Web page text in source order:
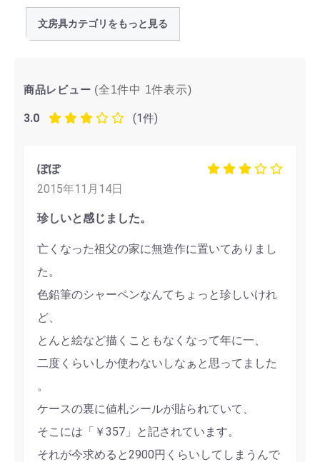
文房具カテゴリをもっと見る
商品レビュー (全1件中 1件表示)
3.0 (1件)
ぽぽ
2015年11月14日
珍しいと感じました。
亡くなった祖父の家に無造作に置いてありまし
た。
色鉛筆のシャーペンなんてちょっと珍しいけれ
ど、
とんと絵など描くこともなくなって年に一、
二度くらいしか使わないしなぁと思ってました
。
ケースの裏に値札シールが貼られていて、
そこには「￥357」と記されています。
それが今求めると2900円くらいしてしまうんで